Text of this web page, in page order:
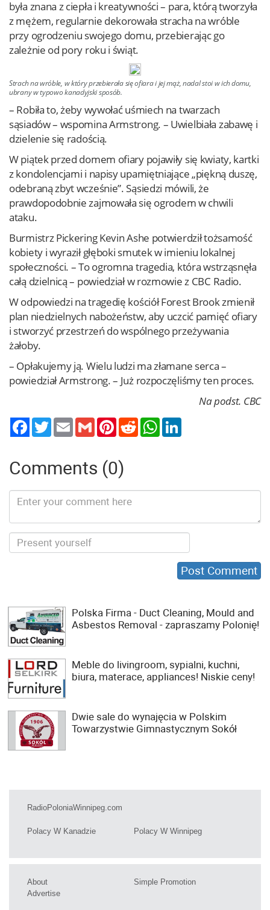
była znana z ciepła i kreatywności – para, którą tworzyła
z mężem, regularnie dekorowała stracha na wróble
przy ogrodzeniu swojego domu, przebierając go
zależnie od pory roku i świąt.
Strach na wróble, w który przebierała się ofiara i jej mąż, nadal stoi w ich domu,
ubrany w typowo kanadyjski sposób.
– Robiła to, żeby wywołać uśmiech na twarzach
sąsiadów – wspomina Armstrong. – Uwielbiała zabawę i
dzielenie się radością.
W piątek przed domem ofiary pojawiły się kwiaty, kartki
z kondolencjami i napisy upamiętniające „piękną duszę,
odebraną zbyt wcześnie”. Sąsiedzi mówili, że
prawdopodobnie zajmowała się ogrodem w chwili
ataku.
Burmistrz Pickering Kevin Ashe potwierdził tożsamość
kobiety i wyraził głęboki smutek w imieniu lokalnej
społeczności. – To ogromna tragedia, która wstrząsnęła
całą dzielnicą – powiedział w rozmowie z CBC Radio.
W odpowiedzi na tragedię kościół Forest Brook zmienił
plan niedzielnych nabożeństw, aby uczcić pamięć ofiary
i stworzyć przestrzeń do wspólnego przeżywania
żałoby.
– Opłakujemy ją. Wielu ludzi ma złamane serca –
powiedział Armstrong. – Już rozpoczęliśmy ten proces.
Na podst. CBC
TwitterEmail Gmail PinterestReddit WhatsApp
Comments (0)
Polska Firma - Duct Cleaning, Mould and
Asbestos Removal - zapraszamy Polonię!
Meble do livingroom, sypialni, kuchni,
biura, materace, appliances! Niskie ceny!
Dwie sale do wynajęcia w Polskim
Towarzystwie Gimnastycznym Sokół
RadioPoloniaWinnipeg.com
Polacy W Kanadzie Polacy W Winnipeg
About
Advertise
Simple Promotion